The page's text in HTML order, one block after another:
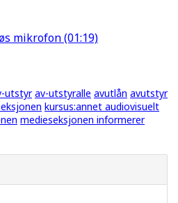
mikrofon (01:19)
utstyr av-utstyralle avutlån avutstyr
kursus:annet audiovisuelt
medieseksjonen informerer